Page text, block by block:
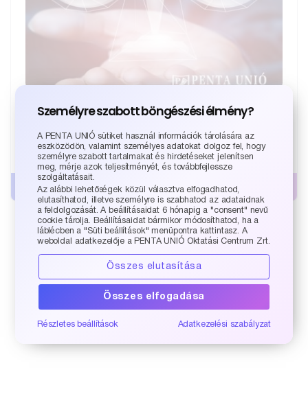
Jogi ismeretek alkalmazása – Gazdasági Jog –
202...
9 765Ft
Kosárba teszem
Személyre szabott böngészési élmény?
A PENTA UNIÓ sütiket használ információk tárolására az
eszközödön, valamint személyes adatokat dolgoz fel, hogy
személyre szabott tartalmakat és hirdetéseket jelenítsen
meg, mérje azok teljesítményét, és továbbfejlessze
szolgáltatásait.
Az alábbi lehetőségek közül választva elfogadhatod,
elutasíthatod, illetve személyre is szabhatod az adataidnak
a feldolgozását. A beállításaidat 6 hónapig a "consent" nevű
cookie tárolja. Beállításaidat bármikor módosíthatod, ha a
láblécben a "Süti beállítások" menüpontra kattintasz. A
weboldal adatkezelője a PENTA UNIÓ Oktatási Centrum Zrt.
Összes elutasítása
Összes elfogadása
Részletes beállítások Adatkezelési szabályzat